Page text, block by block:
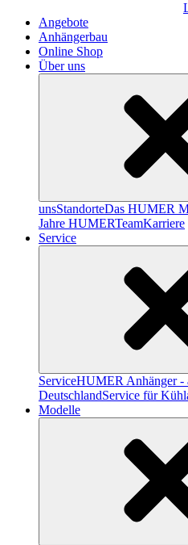
Angebote
Anhängerbau
Online Shop
Über uns
unsStandorteDas HUMER
Jahre HUMERTeamKarriere
Service
ServiceHUMER Anhänger -
DeutschlandService für
Modelle